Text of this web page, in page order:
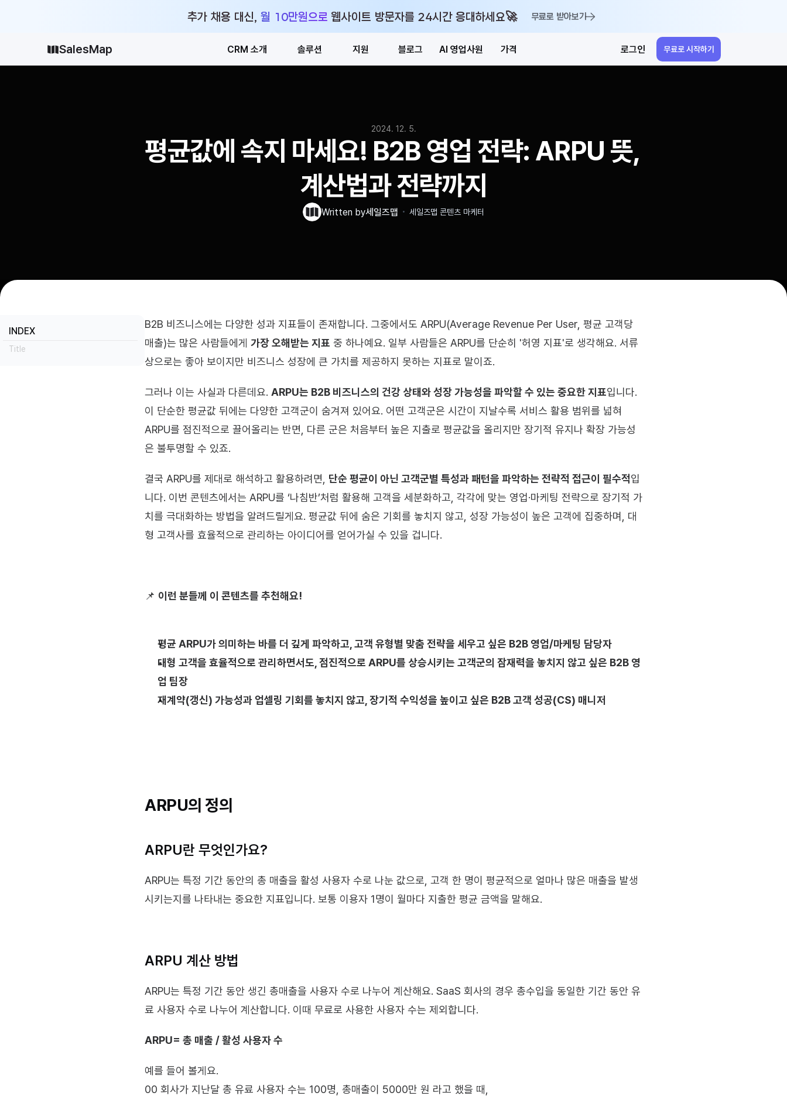
추가 채용 대신, 월 10만원으로 웹사이트 방문자를 24시간 응대하세요🚀 무료로 받아보기
SalesMap CRM 소개 솔루션 지원 블로그 AI 영업사원 가격 로그인 무료로 시작하기
2024. 12. 5.
평균값에 속지 마세요! B2B 영업 전략: ARPU 뜻,
계산법과 전략까지
Written by세일즈맵 ・ 세일즈맵 콘텐츠 마케터
INDEX
Title
B2B 비즈니스에는 다양한 성과 지표들이 존재합니다. 그중에서도 ARPU(Average Revenue Per User, 평균 고객당
매출)는 많은 사람들에게 가장 오해받는 지표 중 하나예요. 일부 사람들은 ARPU를 단순히 '허영 지표'로 생각해요. 서류
상으로는 좋아 보이지만 비즈니스 성장에 큰 가치를 제공하지 못하는 지표로 말이죠.
그러나 이는 사실과 다른데요. ARPU는 B2B 비즈니스의 건강 상태와 성장 가능성을 파악할 수 있는 중요한 지표입니다.
이 단순한 평균값 뒤에는 다양한 고객군이 숨겨져 있어요. 어떤 고객군은 시간이 지날수록 서비스 활용 범위를 넓혀
ARPU를 점진적으로 끌어올리는 반면, 다른 군은 처음부터 높은 지출로 평균값을 올리지만 장기적 유지나 확장 가능성
은 불투명할 수 있죠.
결국 ARPU를 제대로 해석하고 활용하려면, 단순 평균이 아닌 고객군별 특성과 패턴을 파악하는 전략적 접근이 필수적입
니다. 이번 콘텐츠에서는 ARPU를 ‘나침반’처럼 활용해 고객을 세분화하고, 각각에 맞는 영업·마케팅 전략으로 장기적 가
치를 극대화하는 방법을 알려드릴게요. 평균값 뒤에 숨은 기회를 놓치지 않고, 성장 가능성이 높은 고객에 집중하며, 대
형 고객사를 효율적으로 관리하는 아이디어를 얻어가실 수 있을 겁니다.
📌 이런 분들께 이 콘텐츠를 추천해요!
평균 ARPU가 의미하는 바를 더 깊게 파악하고, 고객 유형별 맞춤 전략을 세우고 싶은 B2B 영업/마케팅 담당자
대형 고객을 효율적으로 관리하면서도, 점진적으로 ARPU를 상승시키는 고객군의 잠재력을 놓치지 않고 싶은 B2B 영
업 팀장
재계약(갱신) 가능성과 업셀링 기회를 놓치지 않고, 장기적 수익성을 높이고 싶은 B2B 고객 성공(CS) 매니저
ARPU의 정의
ARPU란 무엇인가요?
ARPU는 특정 기간 동안의 총 매출을 활성 사용자 수로 나눈 값으로, 고객 한 명이 평균적으로 얼마나 많은 매출을 발생
시키는지를 나타내는 중요한 지표입니다. 보통 이용자 1명이 월마다 지출한 평균 금액을 말해요.
ARPU 계산 방법
ARPU는 특정 기간 동안 생긴 총매출을 사용자 수로 나누어 계산해요. SaaS 회사의 경우 총수입을 동일한 기간 동안 유
료 사용자 수로 나누어 계산합니다. 이때 무료로 사용한 사용자 수는 제외합니다.
ARPU= 총 매출 / 활성 사용자 수
예를 들어 볼게요.
00 회사가 지난달 총 유료 사용자 수는 100명, 총매출이 5000만 원 라고 했을 때,